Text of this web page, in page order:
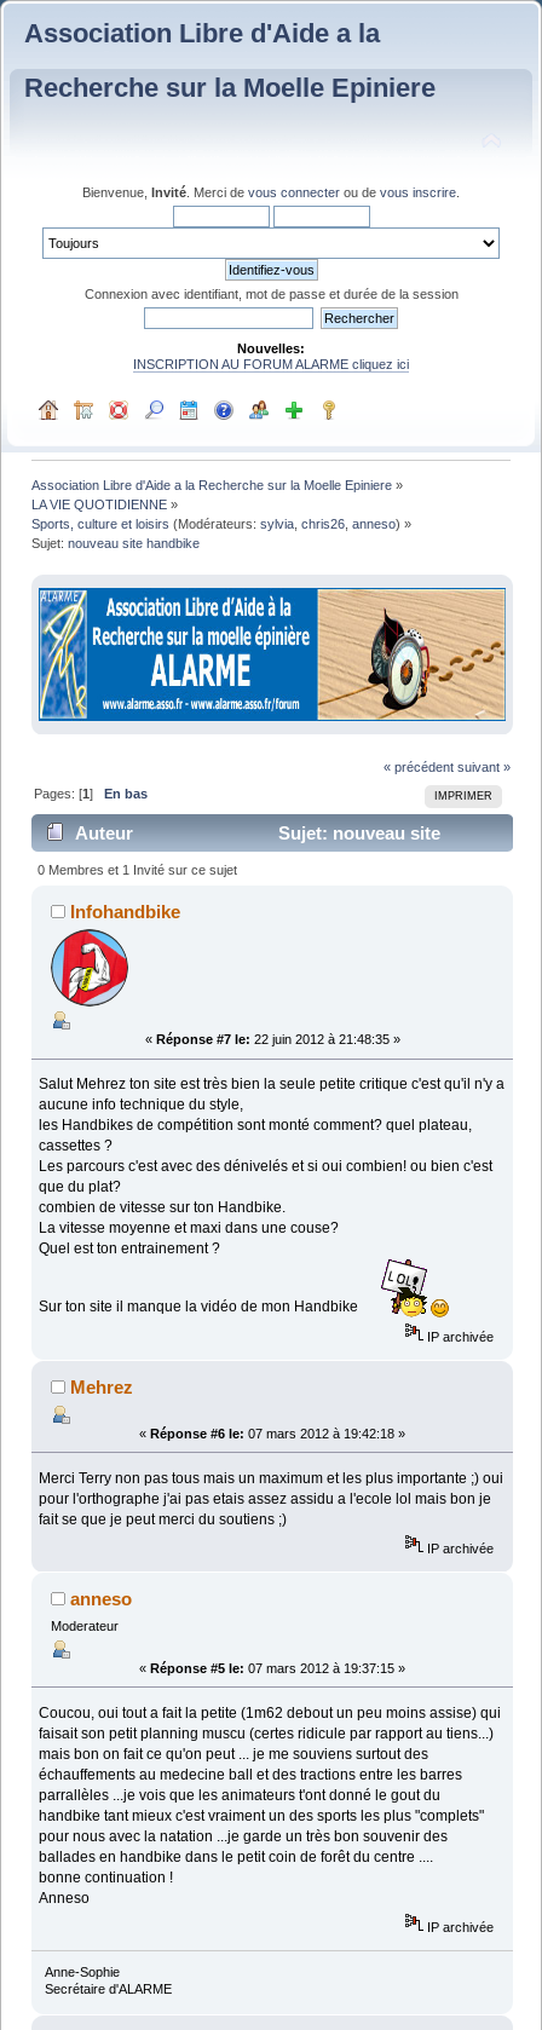
Association Libre d'Aide a la
Recherche sur la Moelle Epiniere
Bienvenue, Invité . Merci de vous connecter ou de vous inscrire
Connexion avec identifiant, mot de passe et durée de la session
Nouvelles:
INSCRIPTION AU FORUM ALARME cliquez ici
Association Libre d'Aide a la Recherche sur la Moelle Epiniere »
LA VIE QUOTIDIENNE »
Sports, culture et loisirs (Modérateurs:sylvia ,chris26 ,anneso) »
Sujet:nouveau site handbike
« précédent suivant »
IMPRIMER
Pages: [1] En bas
Auteur
Sujet: nouveau site
handbike (Lu 9396 fois)
0 Membres et 1 Invité sur ce sujet
Infohandbike
« Réponse #7 le: 22 juin 2012 à 21:48:35 »
Salut Mehrez ton site est très bien la seule petite critique c'est qu'il n'y a
aucune info technique du style,
les Handbikes de compétition sont monté comment? quel plateau,
cassettes ?
Les parcours c'est avec des dénivelés et si oui combien! ou bien c'est
que du plat?
combien de vitesse sur ton Handbike.
La vitesse moyenne et maxi dans une couse?
Quel est ton entrainement ?
Sur ton site il manque la vidéo de mon Handbike
IP archivée
Mehrez
« Réponse #6 le: 07 mars 2012 à 19:42:18 »
Merci Terry non pas tous mais un maximum et les plus importante ;) oui
pour l'orthographe j'ai pas etais assez assidu a l'ecole lol mais bon je
fait se que je peut merci du soutiens ;)
IP archivée
anneso
Moderateur
« Réponse #5 le: 07 mars 2012 à 19:37:15 »
Coucou, oui tout a fait la petite (1m62 debout un peu moins assise) qui
faisait son petit planning muscu (certes ridicule par rapport au tiens...)
mais bon on fait ce qu'on peut ... je me souviens surtout des
échauffements au medecine ball et des tractions entre les barres
parrallèles ...je vois que les animateurs t'ont donné le gout du
handbike tant mieux c'est vraiment un des sports les plus "complets"
pour nous avec la natation ...je garde un très bon souvenir des
ballades en handbike dans le petit coin de forêt du centre ....
bonne continuation !
Anneso
IP archivée
Anne-Sophie
Secrétaire d'ALARME